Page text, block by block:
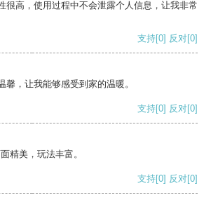
很高，使用过程中不会泄露个人信息，让我非常
支持[0] 反对[0]
馨，让我能够感受到家的温暖。
支持[0] 反对[0]
精美，玩法丰富。
支持[0] 反对[0]